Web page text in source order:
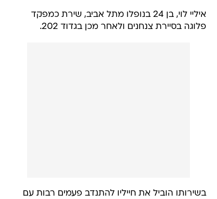
איליי לוי, בן 24 בנופלו מתל אביב, שירת כמפקד
פלוגה בסיירת צנחנים ולאחר מכן בגדוד 202.
בשירותו הוביל את חייליו להתנדב פעמים רבות עם